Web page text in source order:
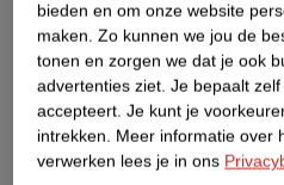
Nature Impact Score
Dit product
bieden en om onze website
maken. Zo kunnen we jou de
tonen en zorgen we dat je ook
advertenties ziet. Je bepaalt
accepteert. Je kunt je
intrekken. Meer informatie over
verwerken lees je in ons